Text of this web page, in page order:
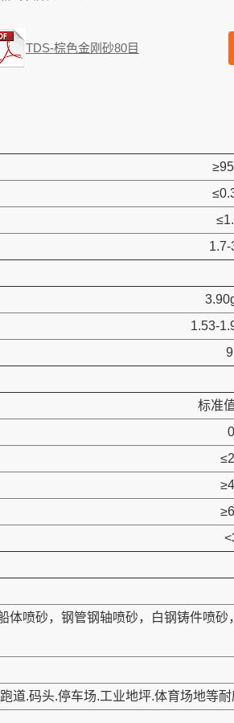
TDS-棕色金刚砂80目
1.7-
1.53-
标准
0
喷砂，钢管钢轴喷砂，白钢铸件喷
道.码头.停车场.工业地坪.体育场地等